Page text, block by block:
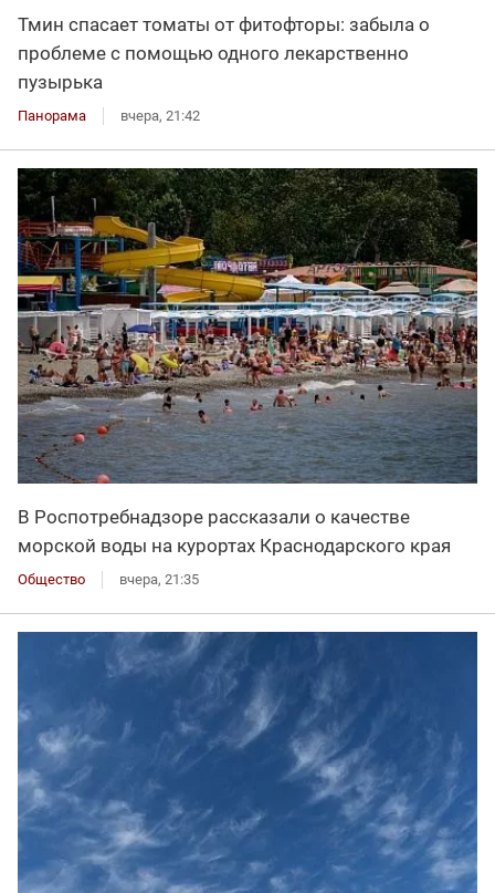
Тмин спасает томаты от фитофторы: забыла о
проблеме с помощью одного лекарственно
пузырька
Панорама вчера, 21:42
В Роспотребнадзоре рассказали о качестве
морской воды на курортах Краснодарского края
Общество вчера, 21:35